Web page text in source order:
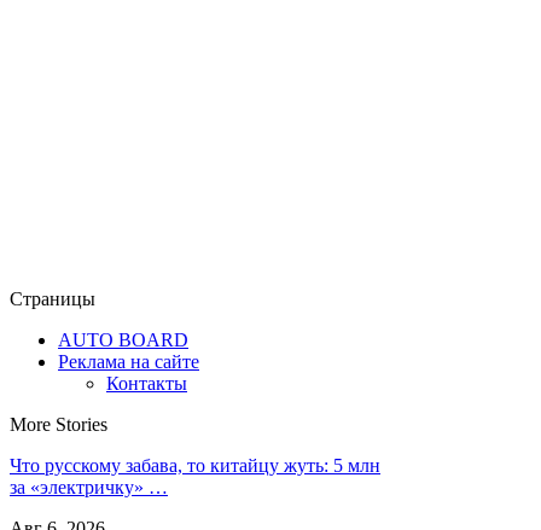
Страницы
AUTO BOARD
Реклама на сайте
Контакты
More Stories
Что русскому забава, то китайцу жуть: 5 млн
за «электричку» …